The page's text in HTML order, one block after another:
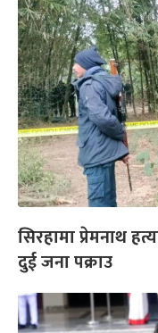
सिरहामा प्रेमनाथ
दुई जना पक्राउ